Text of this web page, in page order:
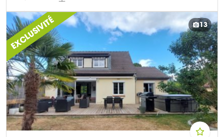
DÉCOUVRIR CE BIEN
EXCLUSIVITÉ 13